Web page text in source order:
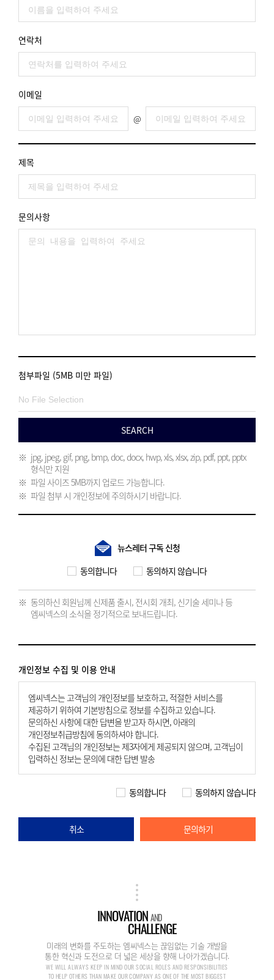
연락처
이메일
@
제목
문의사항
첨부파일 (5MB 미만 파일)
SEARCH
jpg, jpeg, gif, png, bmp, doc, docx, hwp, xls, xlsx, zip, pdf, ppt, pptx
형식만 지원
파일 사이즈 5MB까지 업로드 가능합니다.
파일 첨부 시 개인정보에 주의하시기 바랍니다.
뉴스레터 구독 신청
동의합니다
동의하지 않습니다
동의하신 회원님께 신제품 출시, 전시회 개최, 신기술 세미나 등
엠씨넥스의 소식을 정기적으로 보내드립니다.
개인정보 수집 및 이용 안내
엠씨넥스는 고객님의 개인정보를 보호하고, 적절한 서비스를
제공하기 위하여 기본방침으로 정보를 수집하고 있습니다.
문의하신 사항에 대한 답변을 받고자 하시면, 아래의
개인정보취급방침에 동의하셔야 합니다.
수집된 고객님의 개인정보는 제3자에게 제공되지 않으며, 고객님이
입력하신 정보는 문의에 대한 답변 발송
동의합니다 동의하지 않습니다
취소 문의하기
INNOVATIONAND
CHALLENGE
미래의 변화를 주도하는 엠씨넥스는 끊임없는 기술 개발을
통한 혁신과 도전으로 더 넓은 세상을 향해 나아가겠습니다.
WE WILL ALWAYS KEEP IN MIND OUR SOCIAL ROLES AND RESPONSIBILITIES
TO HELP OTHERS THAN MAKE OUR COMPANY AS ONE OF THE MOST BIGGEST